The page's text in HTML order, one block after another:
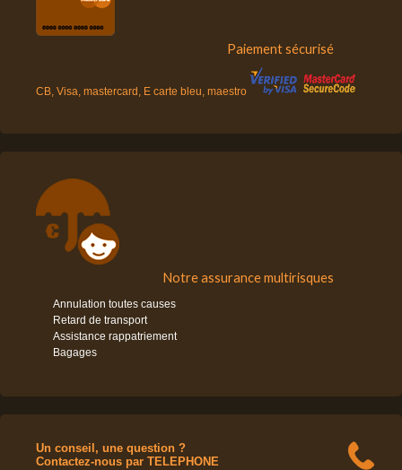
Paiement sécurisé
CB, Visa, mastercard, E carte bleu, maestro
Notre assurance multirisques
Annulation toutes causes
Retard de transport
Assistance rappatriement
Bagages
Un conseil, une question ?
Contactez-nous par TELEPHONE